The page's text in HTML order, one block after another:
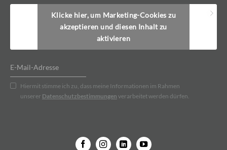
Klicke hier, um Marketing-Cookies zu
akzeptieren und diesen Inhalt zu
aktivieren
Hiermit stimme ich zu, dass meine Informationen im Rahmen
unserer Datenschutzbestimmungen verarbeitet werden dürfen.